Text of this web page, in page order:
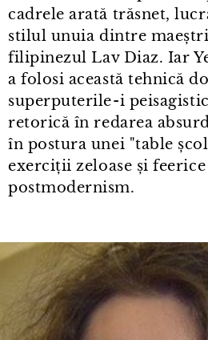
cadrele arată trăsnet,
stilul unuia dintre
filipinezul Lav Diaz. Iar
a folosi această tehnică
superputerile⁠-⁠i
retorică în redarea
în postura unei "table
exerciții zeloase și feerice
postmodernism.